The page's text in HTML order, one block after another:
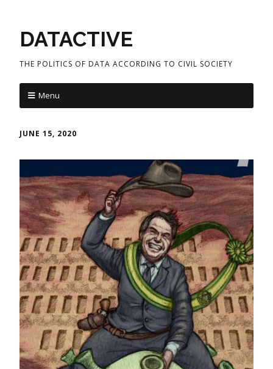
DATACTIVE
THE POLITICS OF DATA ACCORDING TO CIVIL SOCIETY
Menu
JUNE 15, 2020